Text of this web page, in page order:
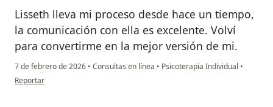
Lisseth lleva mi proceso desde hace un tiempo,
la comunicación con ella es excelente. Volví
para convertirme en la mejor versión de mi.
7 de febrero de 2026 • Consultas en línea • Psicoterapia Individual •
en opinión del usuario Dahiana
Reportar